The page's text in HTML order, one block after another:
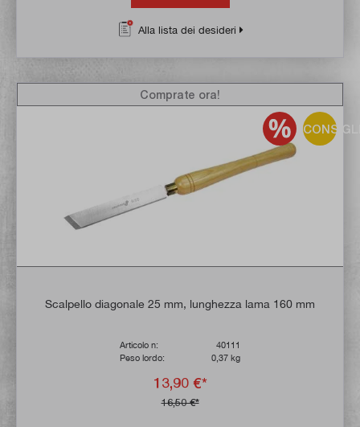
Alla lista dei desideri
Scalpello diagonale 25 mm, lunghezza lama 160 mm
Articolo n:
40111
Peso lordo:
0,37 kg
13,90 €*
16,50 €*
Comprate ora!